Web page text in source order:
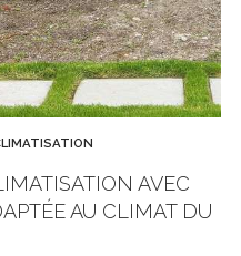
AVEC
AU CLIMAT DU